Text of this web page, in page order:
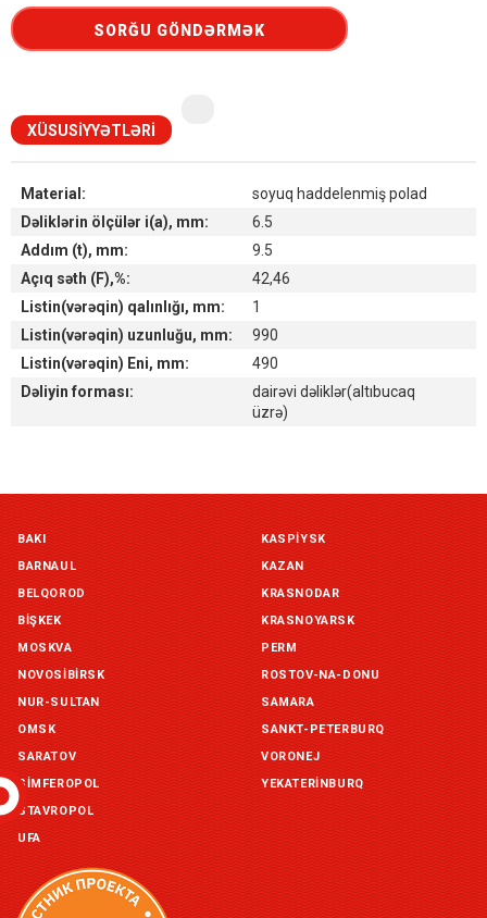
SORĞU GÖNDƏRMƏK
XÜSUSIYYƏTLƏRI
Material:
soyuq haddelenmiş polad
Dəliklərin ölçülər i(a), mm:
6.5
Addım (t), mm:
9.5
Açıq səth (F),%:
42,46
Listin(vərəqin) qalınlığı, mm:
1
Listin(vərəqin) uzunluğu, mm:
990
Listin(vərəqin) Eni, mm:
490
Dəliyin forması:
dairəvi dəliklər(altıbucaq
üzrə)
Симферополь склад (г. Симферополь, ул. Монтажная, 33а)
in stock:not in stock
Склад ГП и товаров (г. Воронеж, ул. Красный Октябрь, 1а, )
in stock:not in stock
Склад Екатеринбург (г. Екатеринбург, ул. Бисертская, д.1)
in stock:not in stock
Склад Казань (г. Казань, ул. Родины, д. 2)
in stock:not in stock
Склад Уфа (г. Уфа, ул. Центральная, д. 19Б )
in stock:not in stock
BAKI
BARNAUL
BELQOROD
BIŞKEK
KASPIYSK
KAZAN
KRASNODAR
KRASNOYARSK
MOSKVA
NOVOSIBIRSK
NUR-SULTAN
OMSK
PERM
ROSTOV-NA-DONU
SAMARA
SANKT-PETERBURQ
SARATOV
SIMFEROPOL
STAVROPOL
UFA
VORONEJ
YEKATERINBURQ